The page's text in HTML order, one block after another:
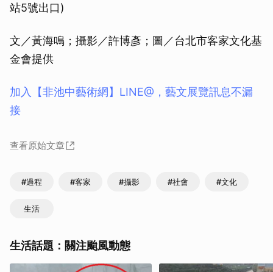
站5號出口)
文／黃海鳴；攝影／許博彥；圖／台北市客家文化基
金會提供
加入【非池中藝術網】LINE@，藝文展覽訊息不漏
接
查看原始文章
#過程 #客家 #攝影 #社會 #文化
生活
生活話題：關注颱風動態